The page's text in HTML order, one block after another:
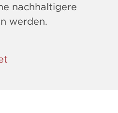
nachhaltigere
werden.